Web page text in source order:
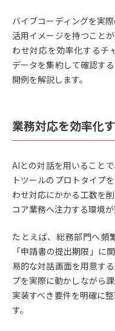
バイブコーディングを実
活用イメージを持つこと
わせ対応を効率化するチ
データを集約して確認す
開例を解説します。
業務対応を効率化
AIとの対話を用いること
トツールのプロトタイプ
わせ対応にかかる工数を
コア業務へ注力する環境が
たとえば、総務部門へ頻
「申請書の提出期限」に
易的な対話画面を用意す
プを実際に動かしながら
実装すべき要件を明確に
す。